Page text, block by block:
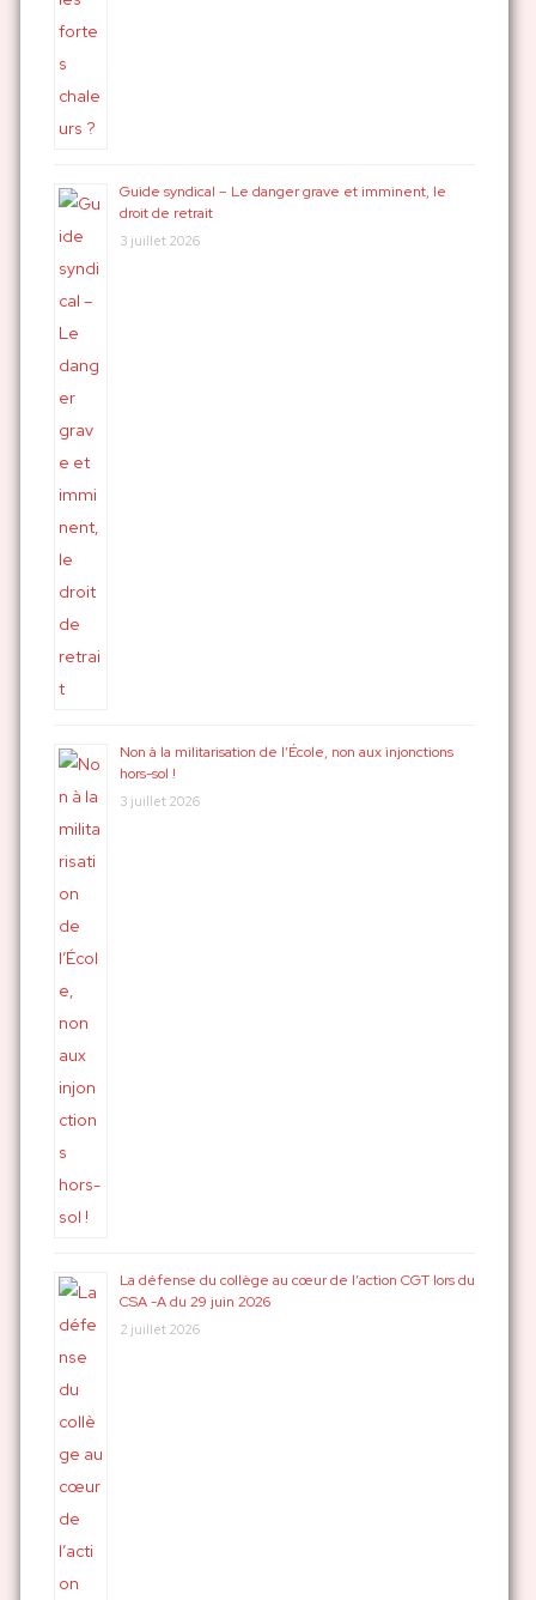
Guide syndical – Le danger grave et imminent, le
droit de retrait
3 juillet 2026
Non à la militarisation de l’École, non aux injonctions
hors-sol !
3 juillet 2026
La défense du collège au cœur de l’action CGT lors du
CSA -A du 29 juin 2026
2 juillet 2026